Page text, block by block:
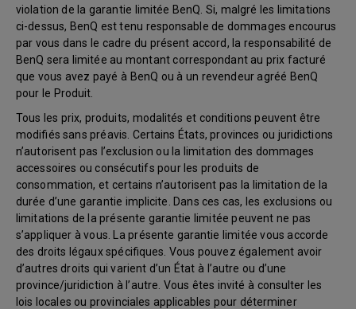
violation de la garantie limitée BenQ. Si, malgré les limitations
ci-dessus, BenQ est tenu responsable de dommages encourus
par vous dans le cadre du présent accord, la responsabilité de
BenQ sera limitée au montant correspondant au prix facturé
que vous avez payé à BenQ ou à un revendeur agréé BenQ
pour le Produit.
Tous les prix, produits, modalités et conditions peuvent être
modifiés sans préavis. Certains États, provinces ou juridictions
n’autorisent pas l’exclusion ou la limitation des dommages
accessoires ou consécutifs pour les produits de
consommation, et certains n’autorisent pas la limitation de la
durée d’une garantie implicite. Dans ces cas, les exclusions ou
limitations de la présente garantie limitée peuvent ne pas
s’appliquer à vous. La présente garantie limitée vous accorde
des droits légaux spécifiques. Vous pouvez également avoir
d’autres droits qui varient d’un État à l’autre ou d’une
province/juridiction à l’autre. Vous êtes invité à consulter les
lois locales ou provinciales applicables pour déterminer